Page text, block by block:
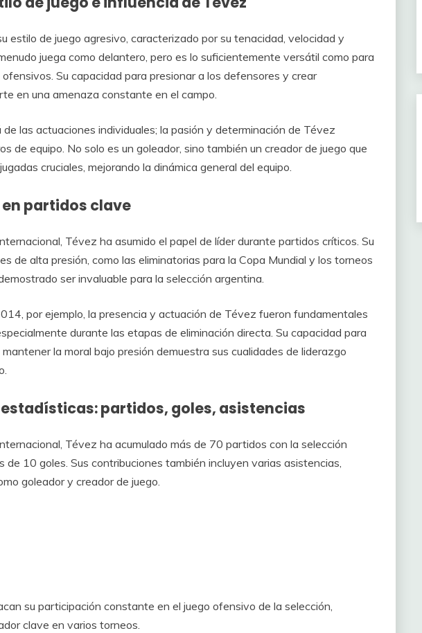
estilo de juego agresivo, caracterizado por su tenacidad, velocidad y
juega como delantero, pero es lo suficientemente versátil como para
Su capacidad para presionar a los defensores y crear
en una amenaza constante en el campo.
de las actuaciones individuales; la pasión y determinación de Tévez
de equipo. No solo es un goleador, sino también un creador de juego que
cruciales, mejorando la dinámica general del equipo.
partidos clave
Tévez ha asumido el papel de líder durante partidos críticos. Su
de alta presión, como las eliminatorias para la Copa Mundial y los torneos
ser invaluable para la selección argentina.
por ejemplo, la presencia y actuación de Tévez fueron fundamentales
durante las etapas de eliminación directa. Su capacidad para
la moral bajo presión demuestra sus cualidades de liderazgo
partidos, goles, asistencias
Tévez ha acumulado más de 70 partidos con la selección
de 10 goles. Sus contribuciones también incluyen varias asistencias,
goleador y creador de juego.
su participación constante en el juego ofensivo de la selección,
clave en varios torneos.